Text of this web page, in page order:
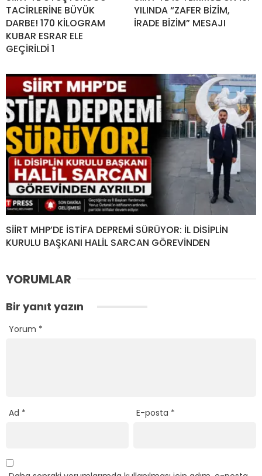
TACİRLERİNE BÜYÜK
DARBE! 170 KİLOGRAM
KUBAR ESRAR ELE
GEÇİRİLDİ 1
YILINDA “ZAFER BİZİM,
İRADE BİZİM” MESAJI
SİİRT MHP’DE İSTİFA DEPREMİ SÜRÜYOR: İL DİSİPLİN
KURULU BAŞKANI HALİL SARCAN GÖREVİNDEN
YORUMLAR
Bir yanıt yazın
Yorum *
Ad * E-posta *